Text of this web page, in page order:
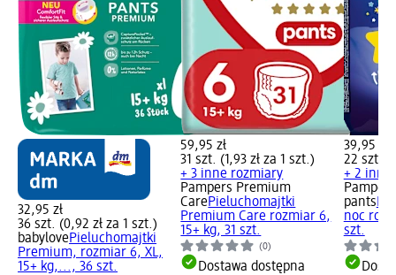
32,95 zł
36 szt. (0,92 zł za 1 szt.)
babylovePieluchomajtki
Premium, rozmiar 6, XL,
15+ kg,..., 36 szt.
59,95 zł
31 szt. (1,93 zł za 1 szt.)
+ 3 inne rozmiary
Pampers Premium
CarePieluchomajtki
Premium Care rozmiar 6,
15+ kg, 31 szt.
(0)
Dostawa dostępna
39,95 zł
22 szt.
+ 2 inne
pants
noc
szt.